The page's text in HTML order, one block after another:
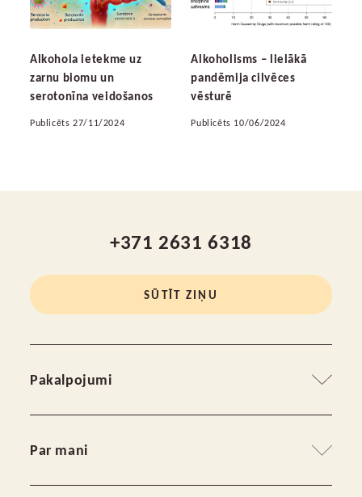
Alkohola ietekme uz
zarnu biomu un
serotonīna veidošanos
Publicēts 27/11/2024
Alkoholisms – lielākā
pandēmija cilvēces
vēsturē
Publicēts 10/06/2024
+371 2631 6318
SŪTĪT ZIŅU
Pakalpojumi
Individuālā terapija
Par mani